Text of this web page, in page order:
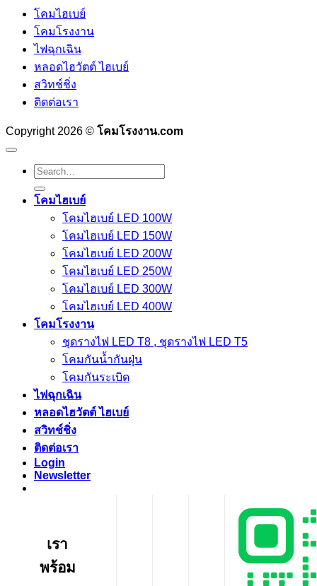
โคมไฮเบย์
โคมโรงงาน
ไฟฉุกเฉิน
หลอดไฮวัตต์ ไฮเบย์
สวิทช์ชิ่ง
ติดต่อเรา
Copyright 2026 © โคมโรงงาน.com
Search
for:
โคมไฮเบย์
โคมไฮเบย์ LED 100W
โคมไฮเบย์ LED 150W
โคมไฮเบย์ LED 200W
โคมไฮเบย์ LED 250W
โคมไฮเบย์ LED 300W
โคมไฮเบย์ LED 400W
โคมโรงงาน
ชุดรางไฟ LED T8 , ชุดรางไฟ LED T5
โคมกันน้ำกันฝุ่น
โคมกันระเบิด
ไฟฉุกเฉิน
หลอดไฮวัตต์ ไฮเบย์
สวิทช์ชิ่ง
ติดต่อเรา
Login
Newsletter
เรา
พร้อม